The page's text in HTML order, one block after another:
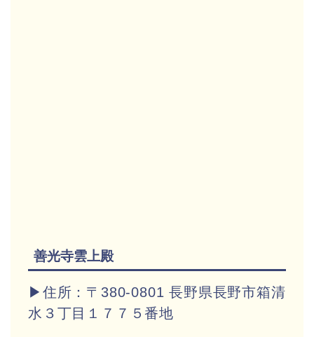
善光寺雲上殿
▶住所：〒380-0801 長野県長野市箱清
水３丁目１７７５番地